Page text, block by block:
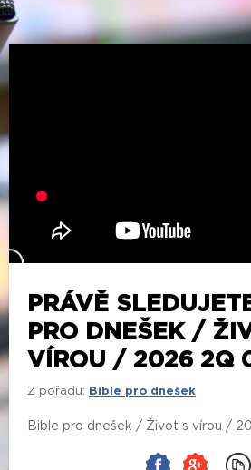
PRÁVĚ
PRO DNEŠEK /
VÍROU / 2026 2Q
Z pořadu: Bible pro dnešek
Bible pro dnešek / Život s vírou /